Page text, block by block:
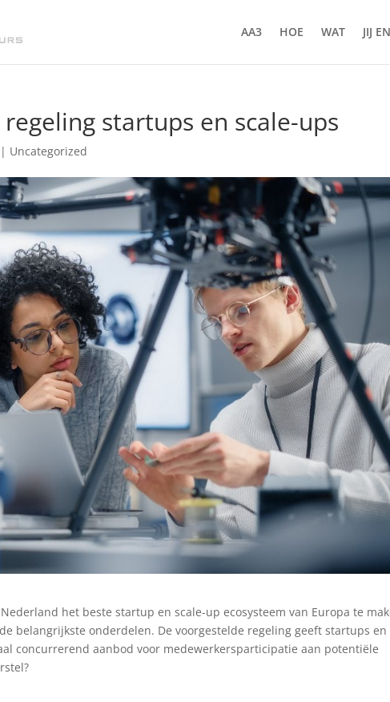
AA3 HOE WAT JIJ
startups en scale-ups
| Uncategorized
het beste startup en scale-up ecosysteem van Europa te
belangrijkste onderdelen. De voorgestelde regeling geeft startups en
concurrerend aanbod voor medewerkersparticipatie aan potentiële